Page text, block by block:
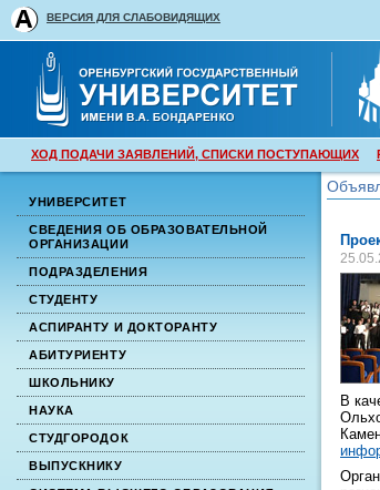
ВЕРСИЯ ДЛЯ СЛАБОВИДЯЩИХ
ХОД ПОДАЧИ ЗАЯВЛЕНИЙ, СПИСКИ ПОСТУПАЮЩИХ
УНИВЕРСИТЕТ
СВЕДЕНИЯ ОБ ОБРАЗОВАТЕЛЬНОЙ
ОРГАНИЗАЦИИ
ПОДРАЗДЕЛЕНИЯ
СТУДЕНТУ
АСПИРАНТУ И ДОКТОРАНТУ
АБИТУРИЕНТУ
ШКОЛЬНИКУ
НАУКА
СТУДГОРОДОК
ВЫПУСКНИКУ
В